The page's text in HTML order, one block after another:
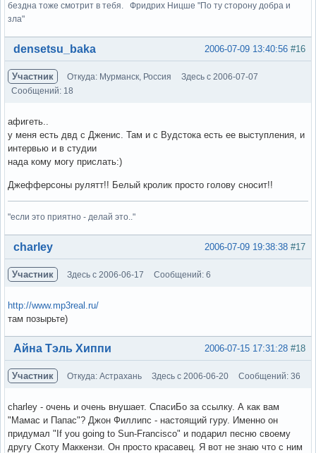
бездна тоже смотрит в тебя. Фридрих Ницше "По ту сторону добра и
зла"
Вне форума #16
2006-07-09 13:40:56
densetsu_baka
Участник Откуда: Мурманск, Россия
Здесь с 2006-07-07
Сообщений: 18
афигеть..
у меня есть двд с Дженис. Там и с Вудстока есть ее выступления, и
интервью и в студии
нада кому могу прислать:)
Джефферсоны рулятт!! Белый кролик просто голову сносит!!
"если это приятно - делай это.."
Вне форума #17
2006-07-09 19:38:38
charley
Участник Здесь с 2006-06-17 Сообщений: 6
http://www.mp3real.ru/
там позырьте)
Вне форума #18
2006-07-15 17:31:28
Айна Тэль Хиппи
Участник Откуда: Астрахань Здесь с 2006-06-20 Сообщений: 36
charley - очень и очень внушает. СпасиБо за ссылку. А как вам
"Мамас и Папас"? Джон Филлипс - настоящий гуру. Именно он
придумал "If you going to Sun-Francisco" и подарил песню своему
другу Скоту Маккензи. Он просто красавец. Я вот не знаю что с ним